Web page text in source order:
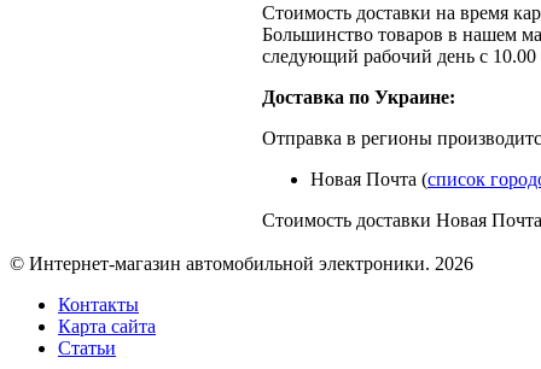
Стоимость доставки на время
Большинство товаров в нашем
следующий рабочий день с 10.00
Доставка по Украине:
Отправка в регионы
Новая Почта (список
Стоимость доставки Новая
© Интернет-магазин автомобильной электроники. 2026
Контакты
Карта сайта
Статьи